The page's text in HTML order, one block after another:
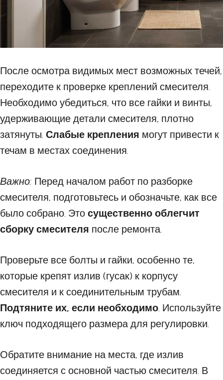
После осмотра видимых мест возможных течей,
переходите к проверке креплений смесителя.
Необходимо убедиться, что все гайки и винты,
удерживающие детали смесителя, плотно
затянуты. Слабые крепления могут привести к
течам в местах соединения.
Важно: Перед началом работ по разборке
смесителя, подготовьтесь и обозначьте, как все
было собрано. Это существенно облегчит
сборку смесителя после ремонта.
Проверьте все болты и гайки, особенно те,
которые крепят излив (гусак) к корпусу
смесителя и к соединительным трубам.
Подтяните их, если необходимо. Используйте
ключ подходящего размера для регулировки.
Обратите внимание на места, где излив
соединяется с основной частью смесителя. В